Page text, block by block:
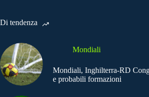
Di tendenza
Mondiali
Mondiali, Inghilterra-RD
e probabili formazioni